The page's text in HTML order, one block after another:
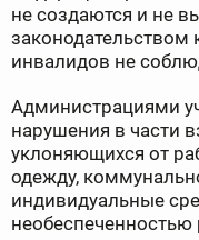
не создаются и не
законодательством
инвалидов не
Администрациями
нарушения в части
уклоняющихся от
одежду,
индивидуальные